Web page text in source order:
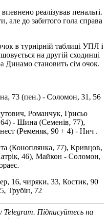
реалізував пенальті.
але до забитого гола справа
в турнірній таблиці УПЛ і
на другій сходинці
Динамо становить сім очок.
73 (пен.) - Соломон, 31, 56
Романчук, Грисьо
- Шина (Семенів, 77),
(Ременяк, 90 + 4) - Нич .
(Коноплянка, 77), Кривцов,
46), Майкон - Соломон,
16, чиряки, 33, Костик, 90
Трубін, 72
Telegram. Підписуйтесь на